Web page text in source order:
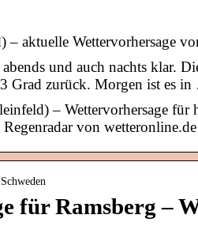
– aktuelle Wettervorhersage
und auch nachts klar.
Grad zurück. Morgen ist es
– Wettervorhersage
von wetteronline.de
für Ramsberg –